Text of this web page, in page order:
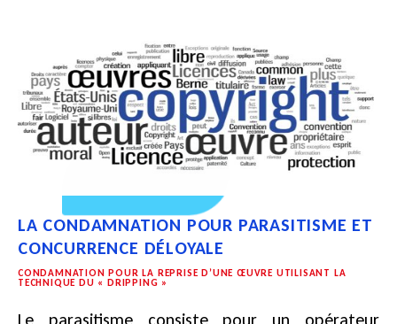
LA CONDAMNATION POUR PARASITISME ET
CONCURRENCE DÉLOYALE
CONDAMNATION POUR LA REPRISE D’UNE ŒUVRE UTILISANT LA
TECHNIQUE DU « DRIPPING »
Le parasitisme consiste pour un opérateur